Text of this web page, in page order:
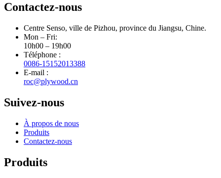
Contactez-nous
Centre Senso, ville de Pizhou, province du Jiangsu, Chine.
Mon – Fri:
10h00 – 19h00
Téléphone :
0086-15152013388
E-mail :
roc@plywood.cn
Suivez-nous
À propos de nous
Produits
Contactez-nous
Produits